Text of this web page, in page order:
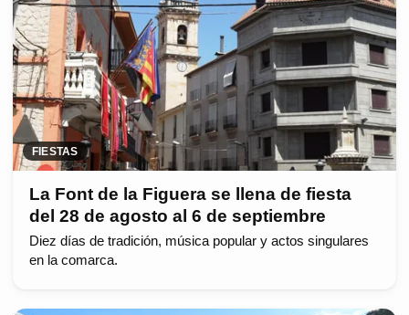
FIESTAS
La Font de la Figuera se llena de fiesta
del 28 de agosto al 6 de septiembre
Diez días de tradición, música popular y actos singulares
en la comarca.